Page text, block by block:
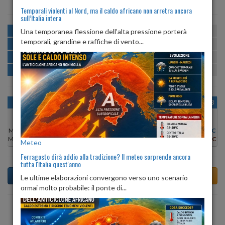
MATTINA min:26º max:29º U:
POMERIGGIO min:29º max:30º
SERA min:27º max:30º U:71% 74%
NOTTE min: 26º max:28º U:74%
OGGI
Min:
29°C
Max:30°C
SAB 08
Min:
Max:31°C
DOM 09
Min:31°C
Max:32°C
LUN 10
Min:
30°C
Max:30°C
MAR 11
Max:31°C
MER 12
Min:30°C
Max:31°C
GIO 13
29°C
Max:30°C
Previsioni del Tempo a Torre del Greco tra 6 giorni
Temporali violenti al Nord, ma il caldo africano non arretra ancora
sull’Italia intera
Una temporanea flessione dell’alta pressione porterà
temporali, grandine e raffiche di vento...
Meteo
Ferragosto dirà addio alla tradizione? Il meteo sorprende ancora
tutta l'Italia quest'anno
Le ultime elaborazioni convergono verso uno scenario
ormai molto probabile: il ponte di...